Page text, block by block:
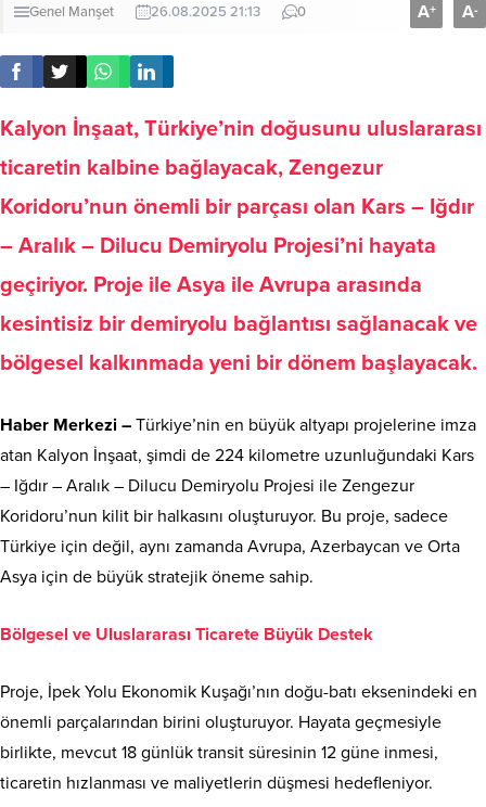
Genel Manşet 26.08.2025 21:13 0 A+ A-
Kalyon İnşaat, Türkiye’nin doğusunu uluslararası
ticaretin kalbine bağlayacak, Zengezur
Koridoru’nun önemli bir parçası olan Kars – Iğdır
– Aralık – Dilucu Demiryolu Projesi’ni hayata
geçiriyor. Proje ile Asya ile Avrupa arasında
kesintisiz bir demiryolu bağlantısı sağlanacak ve
bölgesel kalkınmada yeni bir dönem başlayacak.
Haber Merkezi – Türkiye’nin en büyük altyapı projelerine imza
atan Kalyon İnşaat, şimdi de 224 kilometre uzunluğundaki Kars
– Iğdır – Aralık – Dilucu Demiryolu Projesi ile Zengezur
Koridoru’nun kilit bir halkasını oluşturuyor. Bu proje, sadece
Türkiye için değil, aynı zamanda Avrupa, Azerbaycan ve Orta
Asya için de büyük stratejik öneme sahip.
Bölgesel ve Uluslararası Ticarete Büyük Destek
Proje, İpek Yolu Ekonomik Kuşağı’nın doğu-batı eksenindeki en
önemli parçalarından birini oluşturuyor. Hayata geçmesiyle
birlikte, mevcut 18 günlük transit süresinin 12 güne inmesi,
ticaretin hızlanması ve maliyetlerin düşmesi hedefleniyor.